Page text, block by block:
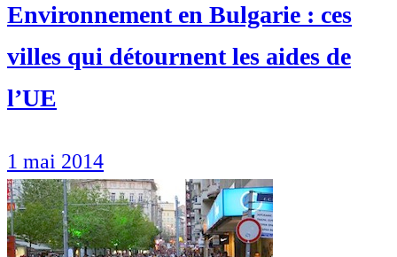
Environnement en Bulgarie : ces
villes qui détournent les aides de
l’UE
1 mai 2014